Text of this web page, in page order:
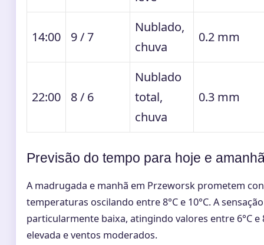
14:00 9 / 7
Nublado,
chuva
0.2 mm
22:00 8 / 6
Nublado
total,
chuva
0.3 mm
Previsão do tempo para hoje e
A madrugada e manhã em Przeworsk prometem
temperaturas oscilando entre 8°C e 10°C. A
particularmente baixa, atingindo valores entre 6°C e
elevada e ventos moderados.